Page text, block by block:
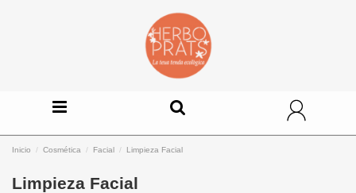
Inicio Cosmética Facial Limpieza Facial
Limpieza Facial